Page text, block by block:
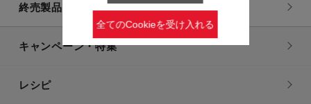
終売製品一覧
キャンペーン・特集
レシピ
全てのCookieを受け入れる